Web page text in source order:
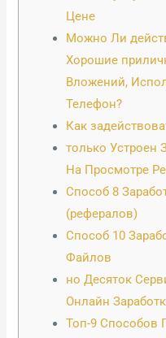
Цене
Можно Ли
Хорошие
Вложений,
Телефон?
Как
только Устроен
На Просмотре
Способ 8
(рефералов)
Способ 10
Файлов
но Десяток
Онлайн
Топ-9 Способов